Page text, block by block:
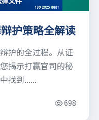
护策略全解读
护的全过程。从证
揭示打赢官司的秘
找到......
698